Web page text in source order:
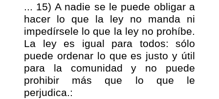
... 15) A nadie se le puede obligar a
hacer lo que la ley no manda ni
impedírsele lo que la ley no prohíbe.
La ley es igual para todos: sólo
puede ordenar lo que es justo y útil
para la comunidad y no puede
prohibir más que lo que le
perjudica.: